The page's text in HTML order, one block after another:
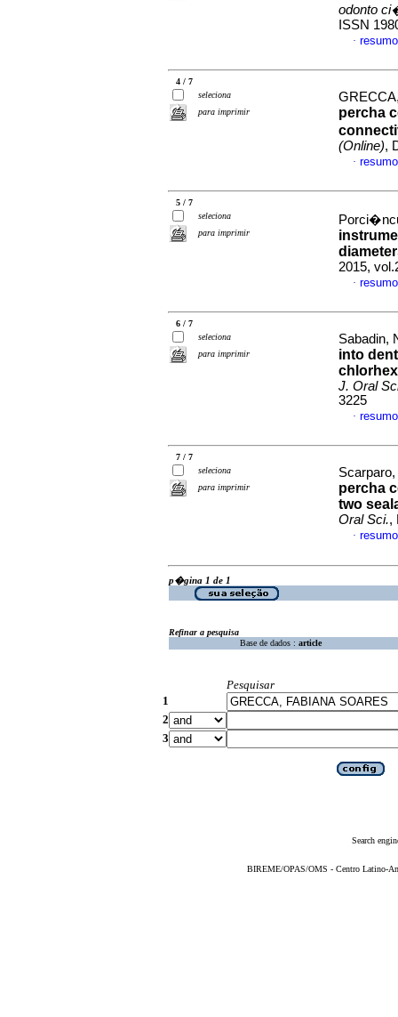
odonto
ISSN
·
4 / 7
seleciona
para imprimir
percha
(Online),
·
5 / 7
seleciona
para imprimir
2015,
·
6 / 7
seleciona
para imprimir
Sabadin,
into
J. Oral
3225
·
7 / 7
seleciona
para imprimir
percha
two
Oral Sci.,
·
p�gina 1 de 1
Refinar a pesquisa
Base de dados : article
Pesquisar
1
2
3
Search
BIREME/OPAS/OMS - Centro Latino-